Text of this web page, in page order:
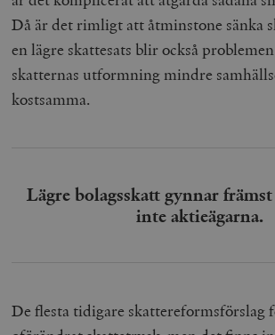
Då är det rimligt att åtminstone sänka
en lägre skattesats blir också
skatternas utformning mindre
kostsamma.
Lägre bolagsskatt gynnar
inte aktieägarna.
De flesta tidigare skattereformsförslag